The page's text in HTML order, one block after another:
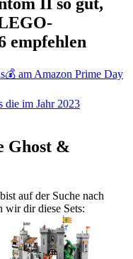
empfehlen
am Amazon Prime Day
die im Jahr 2023
Ghost &
auf der Suche nach
wir dir diese Sets: